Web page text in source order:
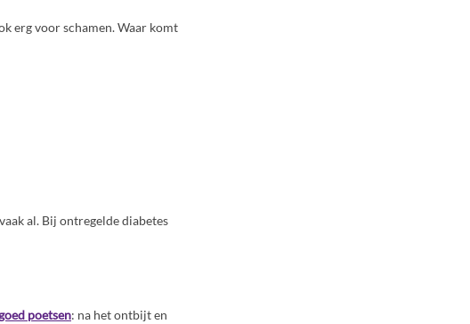
erg voor schamen. Waar komt
al. Bij ontregelde diabetes
poetsen: na het ontbijt en